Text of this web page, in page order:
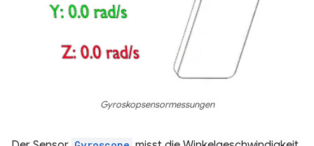
Gyroskopsensormessungen